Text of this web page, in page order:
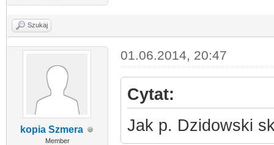
Szukaj
kopia Szmera
Member
01.06.2014, 20:47
Cytat:
Jak p. Dzidowski